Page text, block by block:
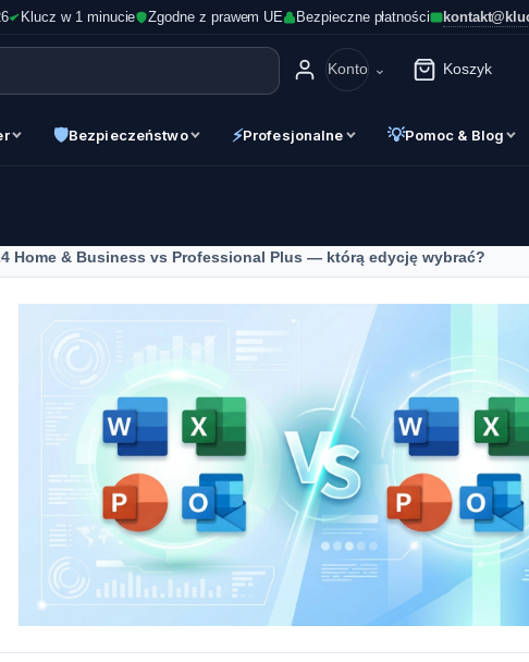
Klucz w 1 minucie Zgodne z prawem UE Bezpieczne płatności
Konto Koszyk
🛡Bezpieczeństwo ⚡Profesjonalne 💡Pomoc & Blog
Home & Business vs Professional Plus — którą edycję wybrać?